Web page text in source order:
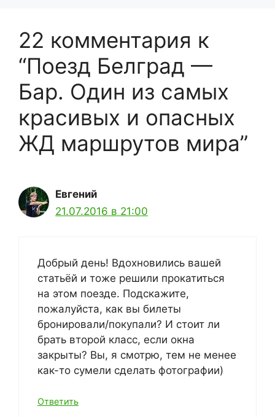
22 комментария к
“Поезд Белград —
Бар. Один из самых
красивых и опасных
ЖД маршрутов мира”
Евгений
21.07.2016 в 21:00
Добрый день! Вдохновились вашей
статьёй и тоже решили прокатиться
на этом поезде. Подскажите,
пожалуйста, как вы билеты
бронировали/покупали? И стоит ли
брать второй класс, если окна
закрыты? Вы, я смотрю, тем не менее
как-то сумели сделать фотографии)
Ответить